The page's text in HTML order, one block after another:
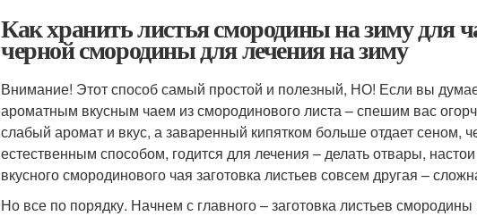
Как хранить листья смородины на зиму для
черной смородины для лечения на зиму
Внимание! Этот способ самый простой и полезный, НО! Если вы
ароматным вкусным чаем из смородинового листа – спешим вас
слабый аромат и вкус, а заваренный кипятком больше отдает сеном,
естественным способом, годится для лечения – делать отвары,
вкусного смородинового чая заготовка листьев совсем другая –
Но все по порядку. Начнем с главного – заготовка листьев